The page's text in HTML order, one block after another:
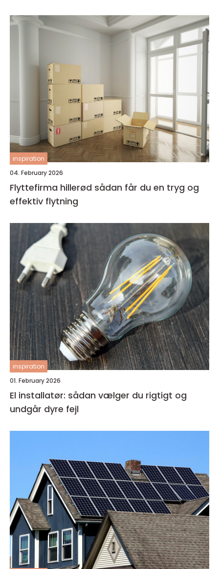
inspiration
04. February 2026
Flyttefirma hillerød sådan får du en tryg og
effektiv flytning
inspiration
01. February 2026
El installatør: sådan vælger du rigtigt og
undgår dyre fejl